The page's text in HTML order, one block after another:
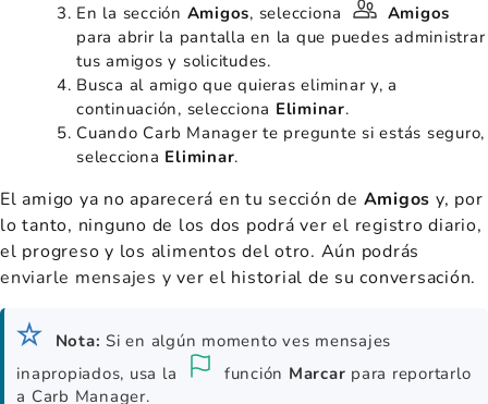
En la sección Amigos, selecciona
Amigos
para abrir la pantalla en la que puedes administrar
tus amigos y solicitudes.
Busca al amigo que quieras eliminar y, a
continuación, selecciona Eliminar.
Cuando Carb Manager te pregunte si estás seguro,
selecciona Eliminar.
El amigo ya no aparecerá en tu sección de Amigos y, por
lo tanto, ninguno de los dos podrá ver el registro diario,
el progreso y los alimentos del otro. Aún podrás
enviarle mensajes y ver el historial de su conversación.
Nota: Si en algún momento ves mensajes
inapropiados, usa la
función Marcar para reportarlo
a Carb Manager.